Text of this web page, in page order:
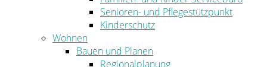
Senioren- und Pflegestützpunkt
Kinderschutz
Wohnen
Bauen und Planen
Regionalplanung